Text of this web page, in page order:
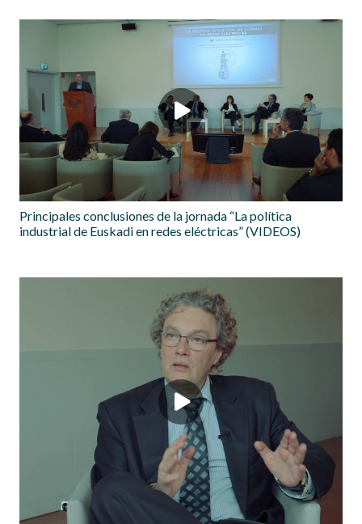
Principales conclusiones de la jornada “La política
industrial de Euskadi en redes eléctricas” (VIDEOS)